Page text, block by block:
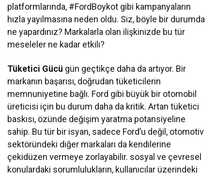
platformlarında, #FordBoykot gibi kampanyaların
hızla yayılmasına neden oldu. Siz, böyle bir durumda
ne yapardınız? Markalarla olan ilişkinizde bu tür
meseleler ne kadar etkili?
Tüketici Gücü gün geçtikçe daha da artıyor. Bir
markanın başarısı, doğrudan tüketicilerin
memnuniyetine bağlı. Ford gibi büyük bir otomobil
üreticisi için bu durum daha da kritik. Artan tüketici
baskısı, özünde değişim yaratma potansiyeline
sahip. Bu tür bir isyan, sadece Ford’u değil, otomotiv
sektöründeki diğer markaları da kendilerine
çekidüzen vermeye zorlayabilir. sosyal ve çevresel
konulardaki sorumlulukların, kullanıcılar üzerindeki